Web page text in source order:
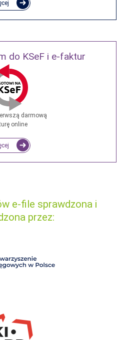
do KSeF i e-faktur
darmową
online
e-file sprawdzona i
przez: